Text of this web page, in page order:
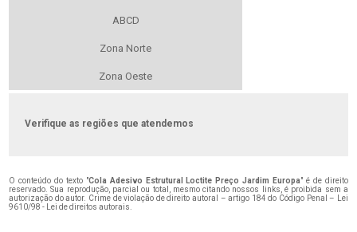
ABCD
Zona Norte
Zona Oeste
Verifique as regiões que atendemos
O conteúdo do texto "Cola Adesivo Estrutural Loctite Preço Jardim Europa" é de direito
reservado. Sua reprodução, parcial ou total, mesmo citando nossos links, é proibida sem a
autorização do autor. Crime de violação de direito autoral – artigo 184 do Código Penal – Lei
9610/98 - Lei de direitos autorais.